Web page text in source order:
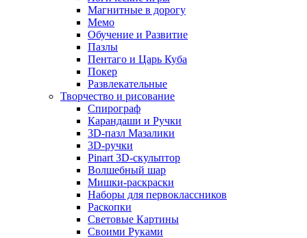
Магнитные в дорогу
Мемо
Обучение и Развитие
Пазлы
Пентаго и Царь Куба
Покер
Развлекательные
Творчество и рисование
Спирограф
Карандаши и Ручки
3D-пазл Мазалики
3D-ручки
Pinart 3D-скульптор
Волшебный шар
Мишки-раскраски
Наборы для первоклассников
Раскопки
Световые Картины
Своими Руками